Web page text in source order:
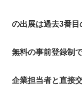
の出展は過去3番目
無料の事前登録制
企業担当者と直接